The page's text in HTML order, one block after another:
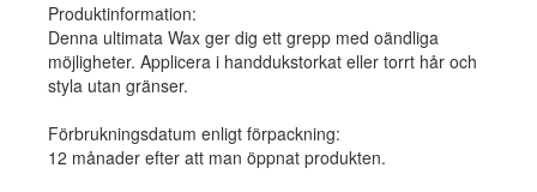
Produktinformation:
Denna ultimata Wax ger dig ett grepp med oändliga
möjligheter. Applicera i handdukstorkat eller torrt hår och
styla utan gränser.
Förbrukningsdatum enligt förpackning:
12 månader efter att man öppnat produkten.